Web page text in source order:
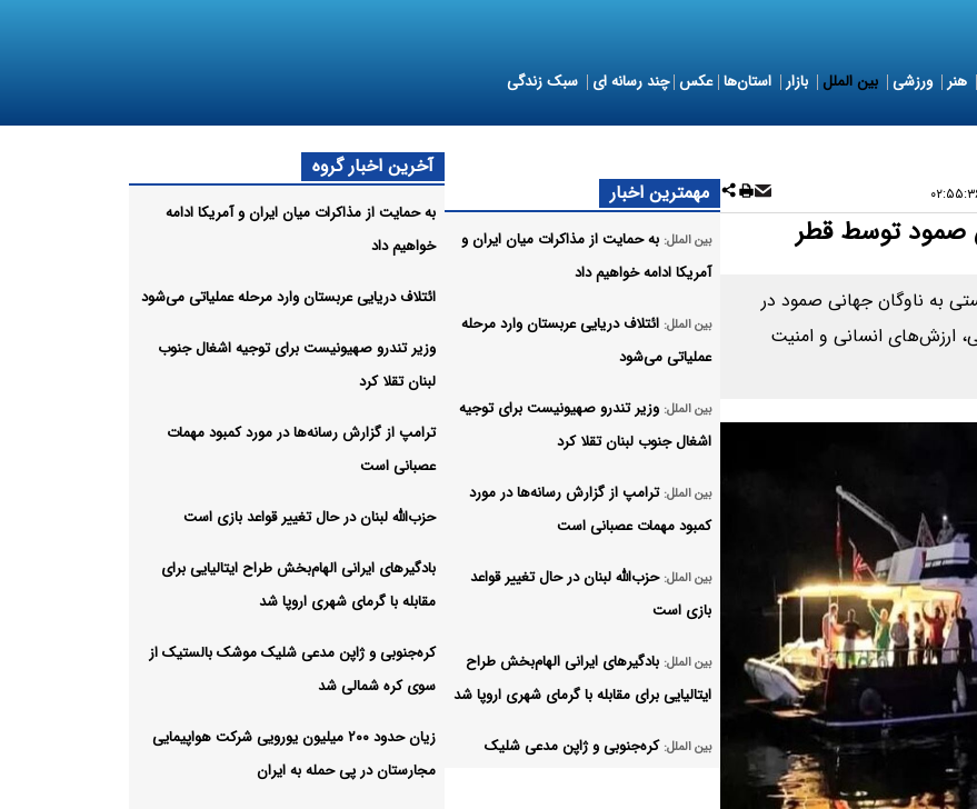
هنر ورزشی بین الملل بازار استان‌ها عکس چند رسانه ای سبک زندگی
صمود توسط قطر
به ناوگان جهانی صمود در
ارزش‌های انسانی و امنیت
مهمترین اخبار
بین الملل: به حمایت از مذاکرات میان ایران و
آمریکا ادامه خواهیم داد
بین الملل: ائتلاف دریایی عربستان وارد مرحله
عملیاتی می‌شود
بین الملل: وزیر تندرو صهیونیست برای توجیه
اشغال جنوب لبنان تقلا کرد
بین الملل: ترامپ از گزارش رسانه‌ها در مورد
کمبود مهمات عصبانی است
بین الملل: حزب‌الله لبنان در حال تغییر قواعد
بازی است
بین الملل: بادگیرهای ایرانی الهام‌بخش طراح
ایتالیایی برای مقابله با گرمای شهری اروپا شد
بین الملل: کره‌جنوبی و ژاپن مدعی شلیک
آخرین اخبار گروه
به حمایت از مذاکرات میان ایران و آمریکا ادامه
خواهیم داد
ائتلاف دریایی عربستان وارد مرحله عملیاتی می‌شود
وزیر تندرو صهیونیست برای توجیه اشغال جنوب
لبنان تقلا کرد
ترامپ از گزارش رسانه‌ها در مورد کمبود مهمات
عصبانی است
حزب‌الله لبنان در حال تغییر قواعد بازی است
بادگیرهای ایرانی الهام‌بخش طراح ایتالیایی برای
مقابله با گرمای شهری اروپا شد
کره‌جنوبی و ژاپن مدعی شلیک موشک بالستیک از
سوی کره شمالی شد
زیان حدود ۲۰۰ میلیون یورویی شرکت هواپیمایی
مجارستان در پی حمله به ایران